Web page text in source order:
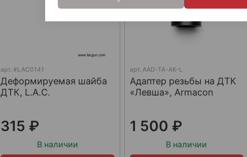
арт.#LAC0141
Деформируемая шайба
ДТК, L.A.C.
315 ₽
В наличии
арт. AAD-TA-AK-L
Адаптер резьбы на ДТК
«Левша», Armacon
1 500 ₽
В наличии